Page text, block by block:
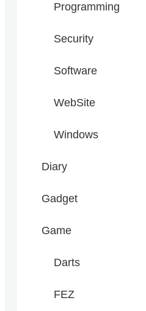
Programming
Security
Software
WebSite
Windows
Diary
Gadget
Game
Darts
FEZ